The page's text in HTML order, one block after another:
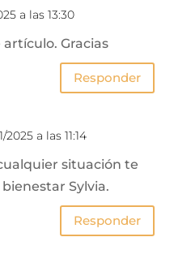
a las 13:30
Gracias
Responder
2025 a las 11:14
situación te
Sylvia.
Responder